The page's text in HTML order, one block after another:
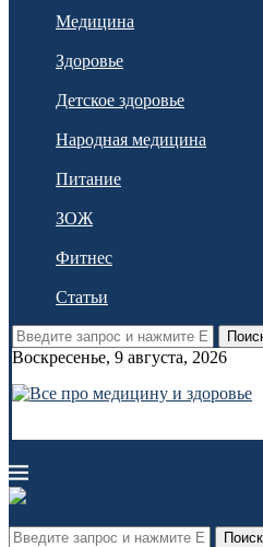
Медицина
Здоровье
Детское здоровье
Народная медицина
Питание
ЗОЖ
Фитнес
Статьи
Воскресенье, 9 августа, 2026
Поиск